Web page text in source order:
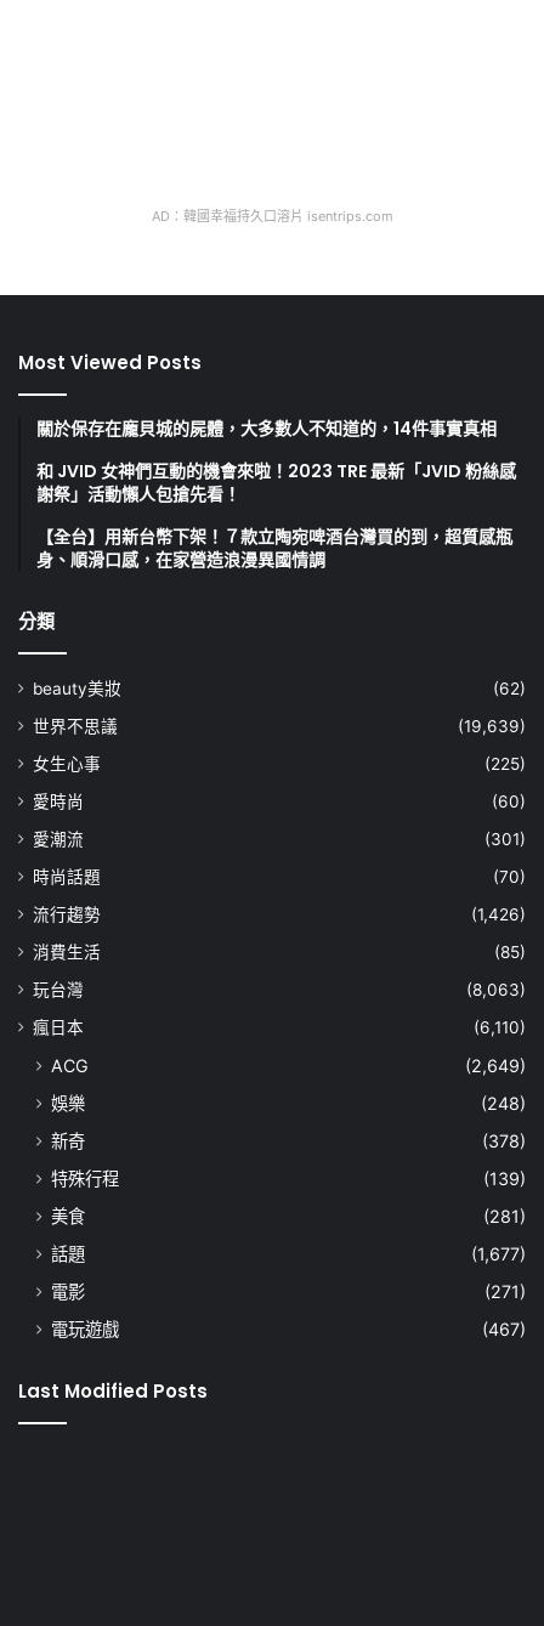
AD：韓國幸福持久口溶片 isentrips.com
Most Viewed Posts
關於保存在龐貝城的屍體，大多數人不知道的，14件事實真相
和 JVID 女神們互動的機會來啦！2023 TRE 最新「JVID 粉絲感
謝祭」活動懶人包搶先看！
【全台】用新台幣下架！７款立陶宛啤酒台灣買的到，超質感瓶
身、順滑口感，在家營造浪漫異國情調
分類
beauty美妝
(62)
世界不思議
(19,639)
女生心事
(225)
愛時尚
(60)
愛潮流
(301)
時尚話題
(70)
流行趨勢
(1,426)
消費生活
(85)
玩台灣
(8,063)
瘋日本
(6,110)
ACG
(2,649)
娛樂
(248)
新奇
(378)
特殊行程
(139)
美食
(281)
話題
(1,677)
電影
(271)
電玩遊戲
(467)
Last Modified Posts